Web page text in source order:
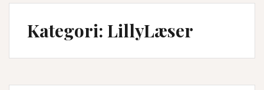
Kategori: LillyLæser